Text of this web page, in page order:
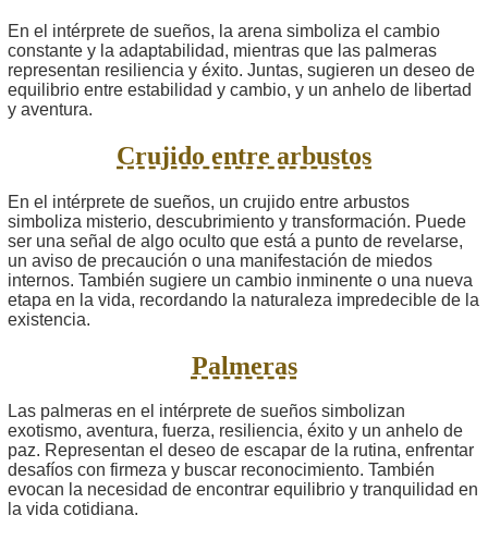
En el intérprete de sueños, la arena simboliza el cambio
constante y la adaptabilidad, mientras que las palmeras
representan resiliencia y éxito. Juntas, sugieren un deseo de
equilibrio entre estabilidad y cambio, y un anhelo de libertad
y aventura.
Crujido entre arbustos
En el intérprete de sueños, un crujido entre arbustos
simboliza misterio, descubrimiento y transformación. Puede
ser una señal de algo oculto que está a punto de revelarse,
un aviso de precaución o una manifestación de miedos
internos. También sugiere un cambio inminente o una nueva
etapa en la vida, recordando la naturaleza impredecible de la
existencia.
Palmeras
Las palmeras en el intérprete de sueños simbolizan
exotismo, aventura, fuerza, resiliencia, éxito y un anhelo de
paz. Representan el deseo de escapar de la rutina, enfrentar
desafíos con firmeza y buscar reconocimiento. También
evocan la necesidad de encontrar equilibrio y tranquilidad en
la vida cotidiana.